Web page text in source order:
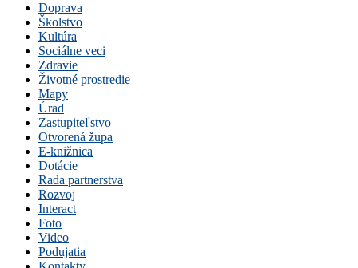
Doprava
Školstvo
Kultúra
Sociálne veci
Zdravie
Životné prostredie
Mapy
Úrad
Zastupiteľstvo
Otvorená župa
E-knižnica
Dotácie
Rada partnerstva
Rozvoj
Interact
Foto
Video
Podujatia